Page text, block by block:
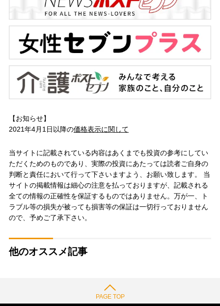
【お知らせ】
2021年4月1日以降の価格表示に関して
当サイトに記載されている内容はあくまでも投資の参考にしてい
ただくためのものであり、実際の投資にあたっては読者ご自身の
判断と責任において行って下さいますよう、お願い致します。 当
サイトの掲載情報は細心の注意を払っておりますが、記載される
全ての情報の正確性を保証するものではありません。万が一、ト
ラブル等の損失が被っても損害等の保証は一切行っておりません
ので、予めご了承下さい。
他のオススメ記事
PAGE TOP